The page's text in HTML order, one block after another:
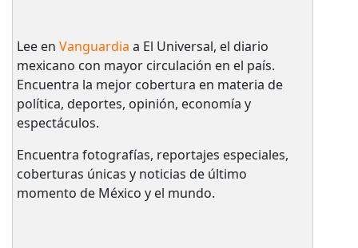
Lee en Vanguardia a El Universal, el diario
mexicano con mayor circulación en el país.​
Encuentra la mejor cobertura en materia de
política, deportes, opinión, economía y
espectáculos.
Encuentra fotografías, reportajes especiales,
coberturas únicas y noticias de último
momento de México y el mundo.